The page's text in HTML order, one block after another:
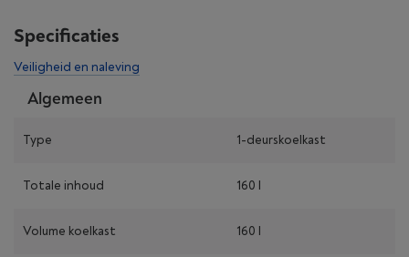
Specificaties
Veiligheid en naleving
Algemeen
Type 1-deurskoelkast
Totale inhoud 160 l
Volume koelkast 160 l